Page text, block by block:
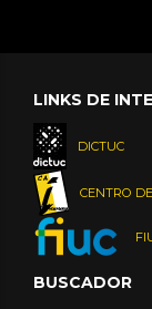
LINKS DE
DICTUC
CENTRO
BUSCADOR